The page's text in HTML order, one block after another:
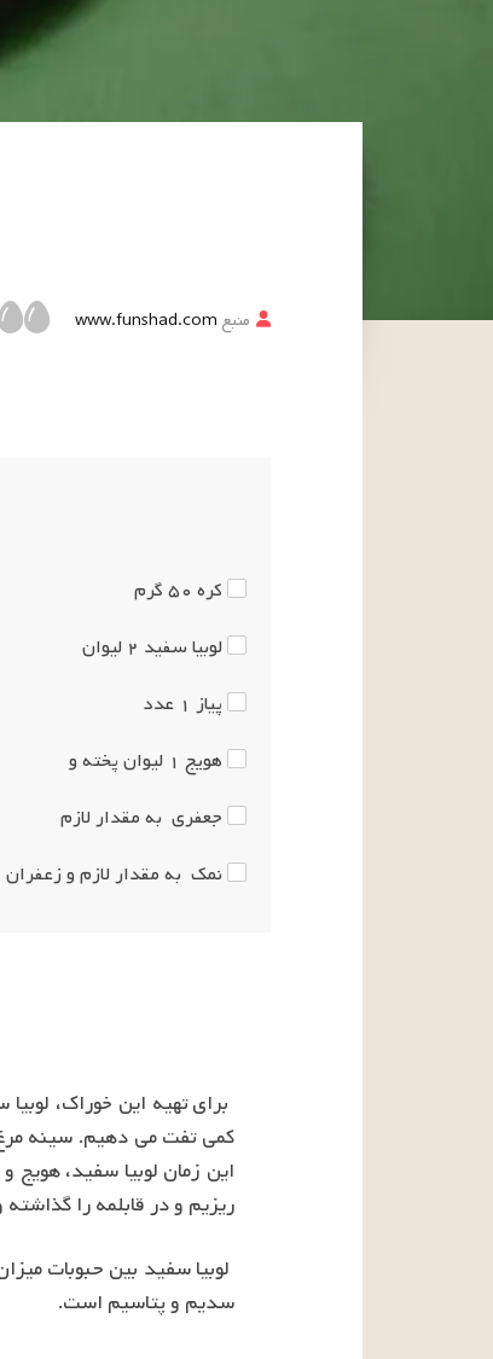
منبع www.funshad.com
کره ۵۰ گرم
لوبیا سفید ۲ لیوان
پیاز ۱ عدد
هویج ۱ لیوان پخته و
جعفری به مقدار لازم
نمک به مقدار لازم و زعفران
ریزیم و در قابلمه را
سدیم و پتاسیم است.